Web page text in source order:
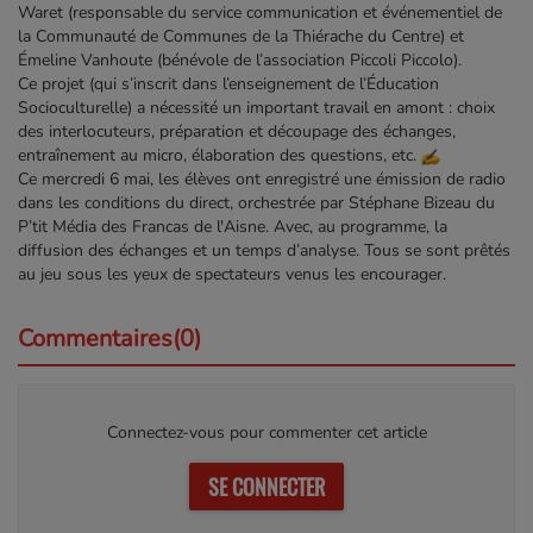
Waret (responsable du service communication et événementiel de
la Communauté de Communes de la Thiérache du Centre) et
Émeline Vanhoute (bénévole de l’association Piccoli Piccolo).
Ce projet (qui s’inscrit dans l’enseignement de l’Éducation
Socioculturelle) a nécessité un important travail en amont : choix
des interlocuteurs, préparation et découpage des échanges,
entraînement au micro, élaboration des questions, etc.
Ce mercredi 6 mai, les élèves ont enregistré une émission de radio
dans les conditions du direct, orchestrée par Stéphane Bizeau du
P’tit Média des Francas de l'Aisne. Avec, au programme, la
diffusion des échanges et un temps d’analyse. Tous se sont prêtés
au jeu sous les yeux de spectateurs venus les encourager.
Commentaires(0)
Connectez-vous pour commenter cet article
SE CONNECTER